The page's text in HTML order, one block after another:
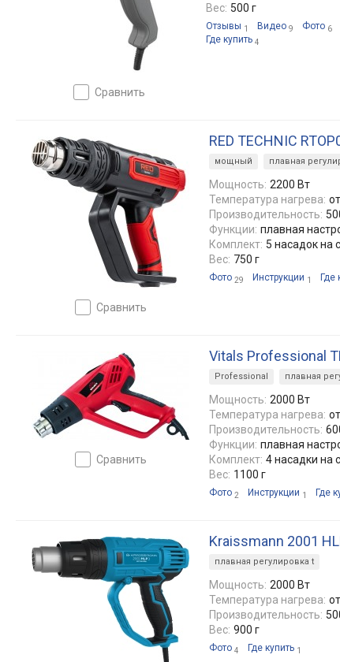
сравнить
Вес: 500 г
Отзывы 1 Видео 9 Фото 6
Где купить 4
сравнить
RED TECHNIC
мощный плавная
Мощность: 2200 Вт
Температура нагрева:
Производительность:
Функции: плавная
Комплект: 5 насадок на
Вес: 750 г
Фото 29 Инструкции 1 Где
сравнить
Vitals Professional
Professional плавная
Мощность: 2000 Вт
Температура нагрева:
Производительность:
Функции: плавная
Комплект: 4 насадки на
Вес: 1100 г
Фото 2 Инструкции 1 Где
Kraissmann 2001
плавная регулировка t
Мощность: 2000 Вт
Температура нагрева:
Производительность:
Вес: 900 г
Фото 4 Где купить 1